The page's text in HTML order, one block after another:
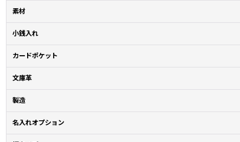
素材
小銭入れ
カードポケット
文庫革
製造
名入れオプション